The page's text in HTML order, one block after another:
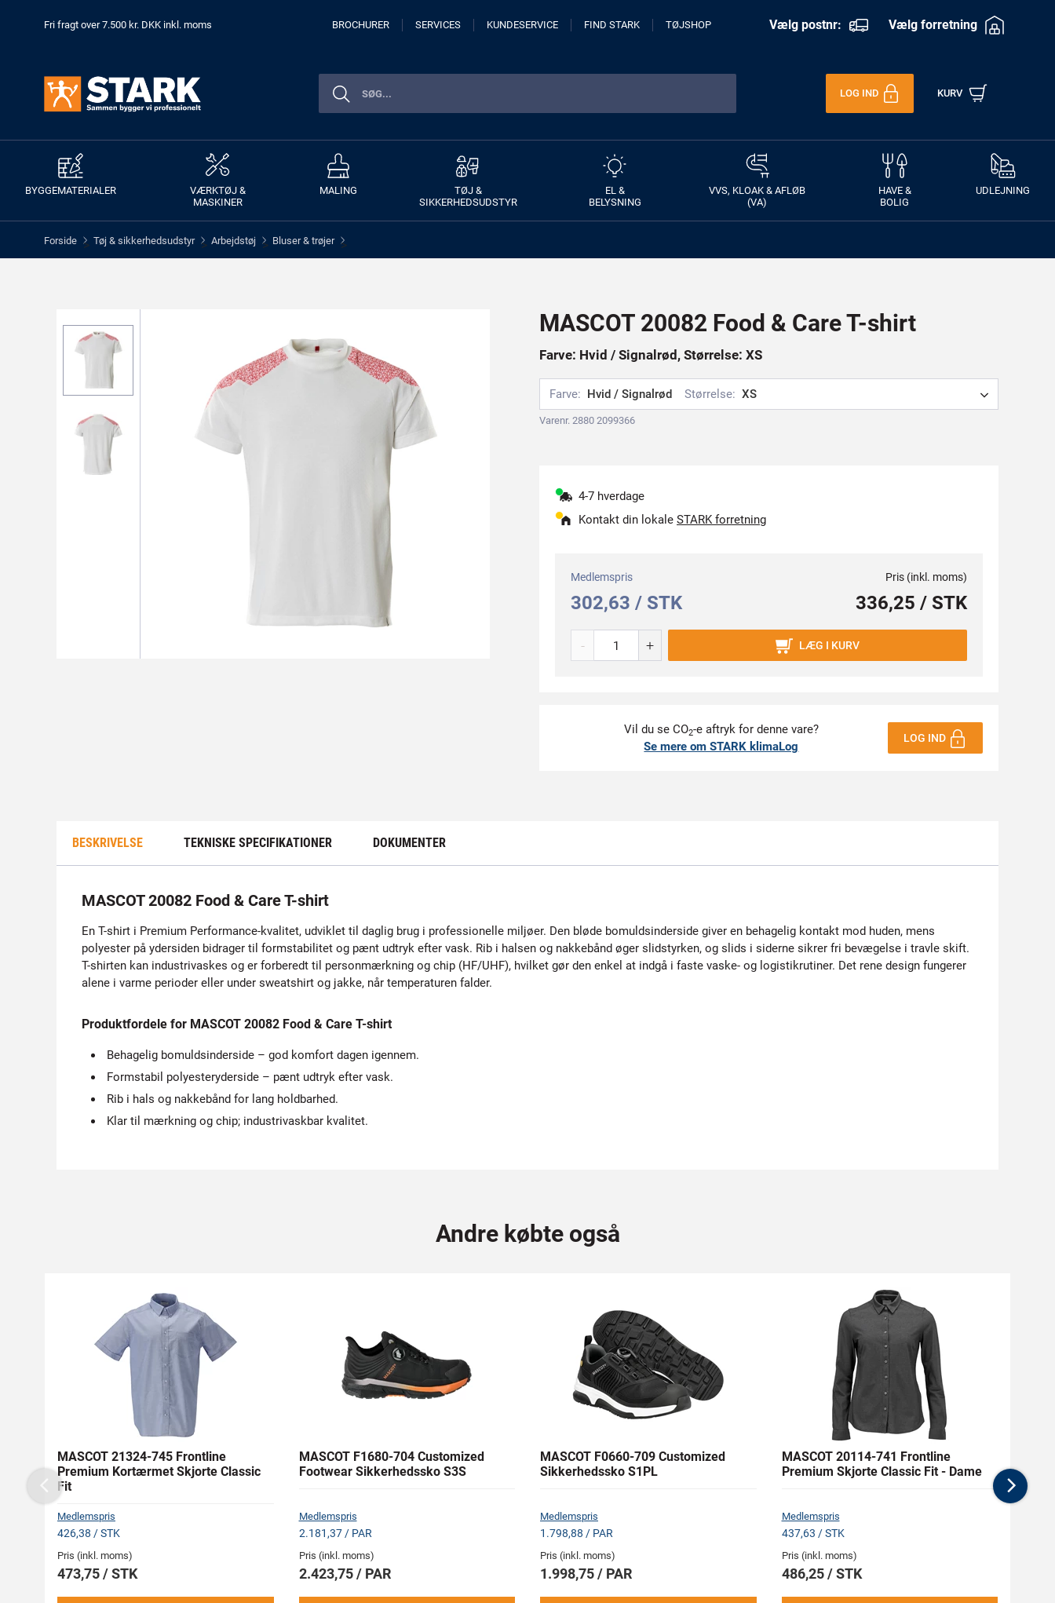
Fri fragt over 7.500 kr. DKK inkl. moms BROCHURER SERVICES KUNDESERVICE FIND STARK TØJSHOP Vælg postnr: Vælg forretning
LOG IND KURV
BYGGEMATERIALER
VÆRKTØJ &
MASKINER
MALING
TØJ &
SIKKERHEDSUDSTYR
EL &
BELYSNING
VVS, KLOAK & AFLØB
(VA)
HAVE &
BOLIG
UDLEJNING
Forside > Tøj & sikkerhedsudstyr > Arbejdstøj > Bluser & trøjer >
MASCOT 20082 Food & Care T-shirt
Farve: Hvid / Signalrød, Størrelse: XS
Farve: Hvid / Signalrød Størrelse: XS
Varenr. 2880 2099366
4-7 hverdage
Kontakt din lokale STARK forretning
Medlemspris
302,63 / STK
Pris (inkl. moms)
336,25 / STK
- + LÆG I KURV
Vil du se CO2-e aftryk for denne vare?
Se mere om STARK klimaLog
LOG IND
BESKRIVELSE TEKNISKE SPECIFIKATIONER DOKUMENTER
MASCOT 20082 Food & Care T-shirt
En T-shirt i Premium Performance-kvalitet, udviklet til daglig brug i professionelle miljøer. Den bløde bomuldsinderside giver en behagelig kontakt mod huden, mens
polyester på ydersiden bidrager til formstabilitet og pænt udtryk efter vask. Rib i halsen og nakkebånd øger slidstyrken, og slids i siderne sikrer fri bevægelse i travle skift.
T-shirten kan industrivaskes og er forberedt til personmærkning og chip (HF/UHF), hvilket gør den enkel at indgå i faste vaske- og logistikrutiner. Det rene design fungerer
alene i varme perioder eller under sweatshirt og jakke, når temperaturen falder.
Produktfordele for MASCOT 20082 Food & Care T-shirt
Behagelig bomuldsinderside – god komfort dagen igennem.
Formstabil polyester­yderside – pænt udtryk efter vask.
Rib i hals og nakkebånd for lang holdbarhed.
Klar til mærkning og chip; industrivaskbar kvalitet.
Andre købte også
MASCOT 21324-745 Frontline
Premium Kortærmet Skjorte Classic
Fit
Medlemspris
426,38 / STK
Pris (inkl. moms)
473,75 / STK
MASCOT F1680-704 Customized
Footwear Sikkerhedssko S3S
Medlemspris
2.181,37 / PAR
Pris (inkl. moms)
2.423,75 / PAR
MASCOT F0660-709 Customized
Sikkerhedssko S1PL
Medlemspris
1.798,88 / PAR
Pris (inkl. moms)
1.998,75 / PAR
MASCOT 20114-741 Frontline
Premium Skjorte Classic Fit - Dame
Medlemspris
437,63 / STK
Pris (inkl. moms)
486,25 / STK
Previous